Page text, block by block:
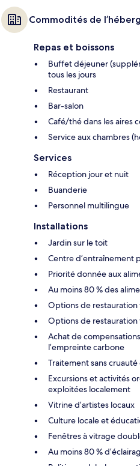
Commodités de
Repas et boissons
Buffet déjeuner
tous les jours
Restaurant
Bar-salon
Café/thé dans les aires
Service aux chambres
Services
Réception jour et nuit
Buanderie
Personnel multilingue
Installations
Jardin sur le toit
Centre d’entraînement
Priorité donnée aux
Au moins 80 % des
Options de
Options de
Achat de
l’empreinte carbone
Traitement sans
Excursions et activités
exploitées localement
Vitrine d’artistes locaux
Culture locale et
Fenêtres à vitrage
Au moins 80 %